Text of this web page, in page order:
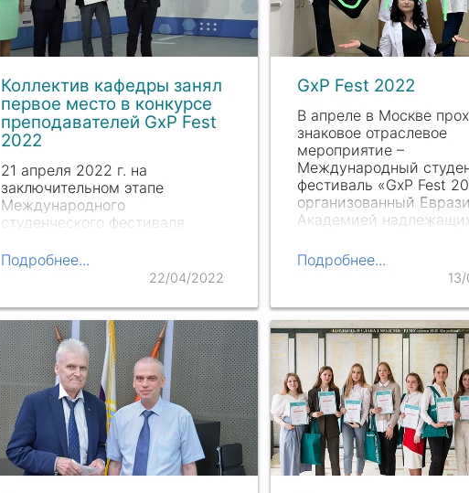
Коллектив кафедры занял
первое место в конкурсе
преподавателей GxP Fest
2022
21 апреля 2022 г. на
заключительном этапе
Международного
студенческого фестиваля
награждение победителей
конкурса преподавателей. В
профессорско-
преподавательский коллектив.
Участникам предлагалось…
Подробнее...
22/04/2022
GxP Fest 2022
В апреле в Москве
знаковое отраслевое
мероприятие –
Международный
фестиваль «GxP Fest
организованный
Академией
Подробнее...